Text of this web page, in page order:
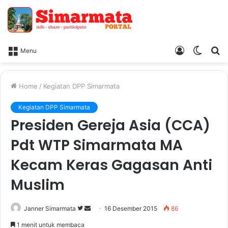
Menu
Switch
Log
Home / Kegiatan DPP Simarmata
Kegiatan DPP Simarmata
Presiden Gereja Asia (CCA)
Pdt WTP Simarmata MA
Kecam Keras Gagasan Anti
Muslim
Janner Simarmata
F
16 Desember 2015 86
1 menit untuk membaca